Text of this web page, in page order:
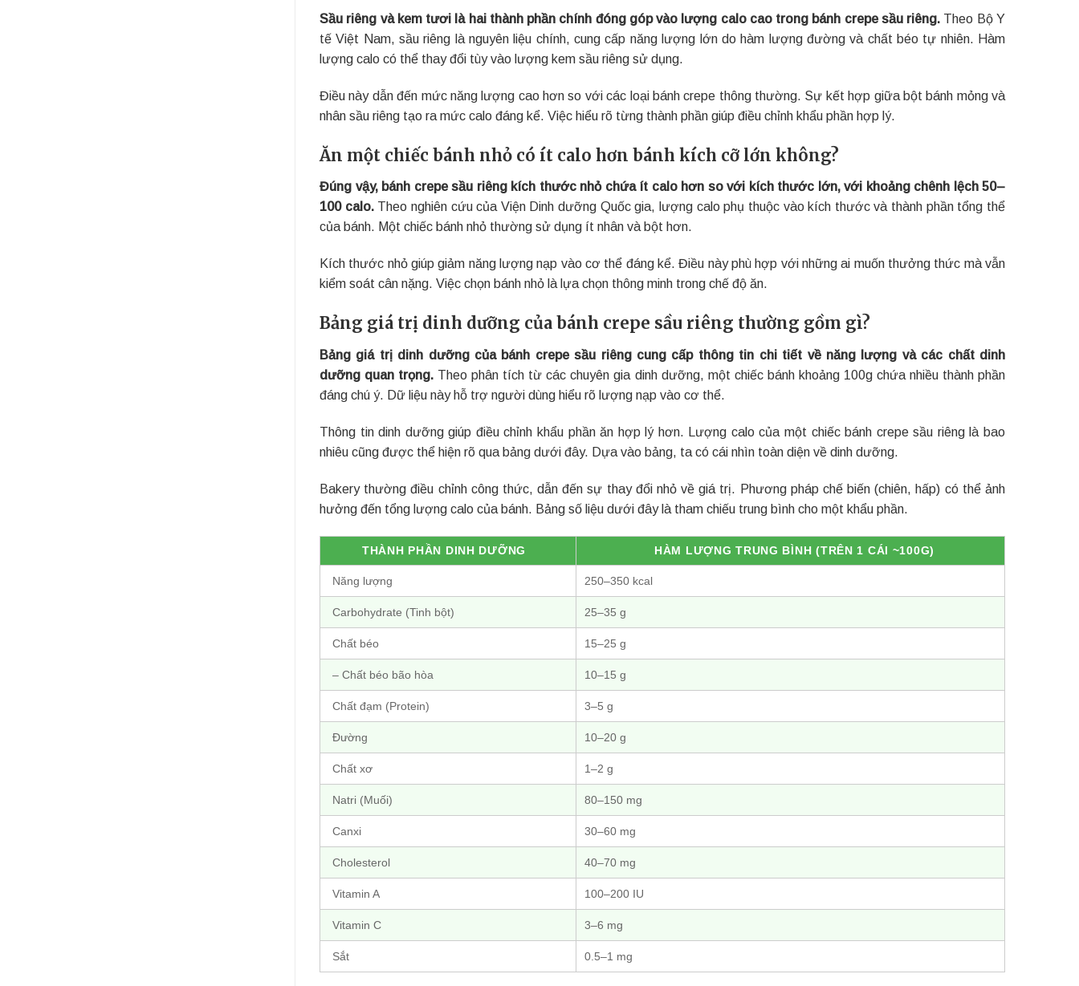
Sầu riêng và kem tươi là hai thành phần chính đóng góp vào lượng calo cao trong bánh crepe sầu riêng. Theo Bộ Y
tế Việt Nam, sầu riêng là nguyên liệu chính, cung cấp năng lượng lớn do hàm lượng đường và chất béo tự nhiên. Hàm
lượng calo có thể thay đổi tùy vào lượng kem sầu riêng sử dụng.
Điều này dẫn đến mức năng lượng cao hơn so với các loại bánh crepe thông thường. Sự kết hợp giữa bột bánh mỏng và
nhân sầu riêng tạo ra mức calo đáng kể. Việc hiểu rõ từng thành phần giúp điều chỉnh khẩu phần hợp lý.
Ăn một chiếc bánh nhỏ có ít calo hơn bánh kích cỡ lớn không?
Đúng vậy, bánh crepe sầu riêng kích thước nhỏ chứa ít calo hơn so với kích thước lớn, với khoảng chênh lệch 50–
100 calo.Theo nghiên cứu của Viện Dinh dưỡng Quốc gia, lượng calo phụ thuộc vào kích thước và thành phần tổng thể
của bánh. Một chiếc bánh nhỏ thường sử dụng ít nhân và bột hơn.
Kích thước nhỏ giúp giảm năng lượng nạp vào cơ thể đáng kể. Điều này phù hợp với những ai muốn thưởng thức mà vẫn
kiểm soát cân nặng. Việc chọn bánh nhỏ là lựa chọn thông minh trong chế độ ăn.
Bảng giá trị dinh dưỡng của bánh crepe sầu riêng thường gồm gì?
Bảng giá trị dinh dưỡng của bánh crepe sầu riêng cung cấp thông tin chi tiết về năng lượng và các chất dinh
dưỡng quan trọng. Theo phân tích từ các chuyên gia dinh dưỡng, một chiếc bánh khoảng 100g chứa nhiều thành phần
đáng chú ý. Dữ liệu này hỗ trợ người dùng hiểu rõ lượng nạp vào cơ thể.
Thông tin dinh dưỡng giúp điều chỉnh khẩu phần ăn hợp lý hơn. Lượng calo của một chiếc bánh crepe sầu riêng là bao
nhiêu cũng được thể hiện rõ qua bảng dưới đây. Dựa vào bảng, ta có cái nhìn toàn diện về dinh dưỡng.
Bakery thường điều chỉnh công thức, dẫn đến sự thay đổi nhỏ về giá trị. Phương pháp chế biến (chiên, hấp) có thể ảnh
hưởng đến tổng lượng calo của bánh. Bảng số liệu dưới đây là tham chiếu trung bình cho một khẩu phần.
THÀNH PHẦN DINH DƯỠNG HÀM LƯỢNG TRUNG BÌNH (TRÊN 1 CÁI ~100G)
Năng lượng 250–350 kcal
Carbohydrate (Tinh bột) 25–35 g
Chất béo 15–25 g
– Chất béo bão hòa 10–15 g
Chất đạm (Protein) 3–5 g
Đường 10–20 g
Chất xơ 1–2 g
Natri (Muối) 80–150 mg
Canxi 30–60 mg
Cholesterol 40–70 mg
Vitamin A 100–200 IU
Vitamin C 3–6 mg
Sắt 0.5–1 mg